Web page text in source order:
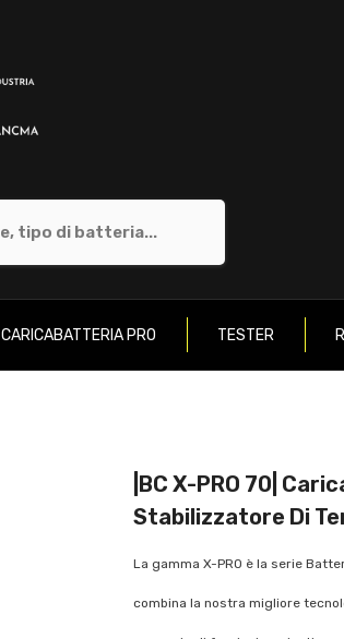
CARICABATTERIA PRO TESTER
|BC X-PRO 70|
Stabilizzatore Di
La gamma X-PRO è la serie
combina la nostra migliore